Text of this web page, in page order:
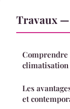
Travaux —
Comprendre
climatisation
Les
et